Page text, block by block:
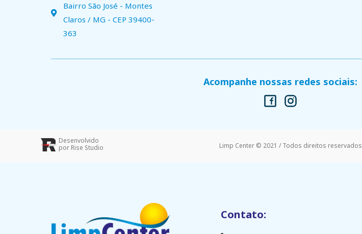
Bairro São José - Montes
Claros / MG - CEP 39400-
363
Acompanhe nossas redes sociais:
Desenvolvido
por Rise Studio
Limp Center © 2021 / Todos direitos reservados
Contato: